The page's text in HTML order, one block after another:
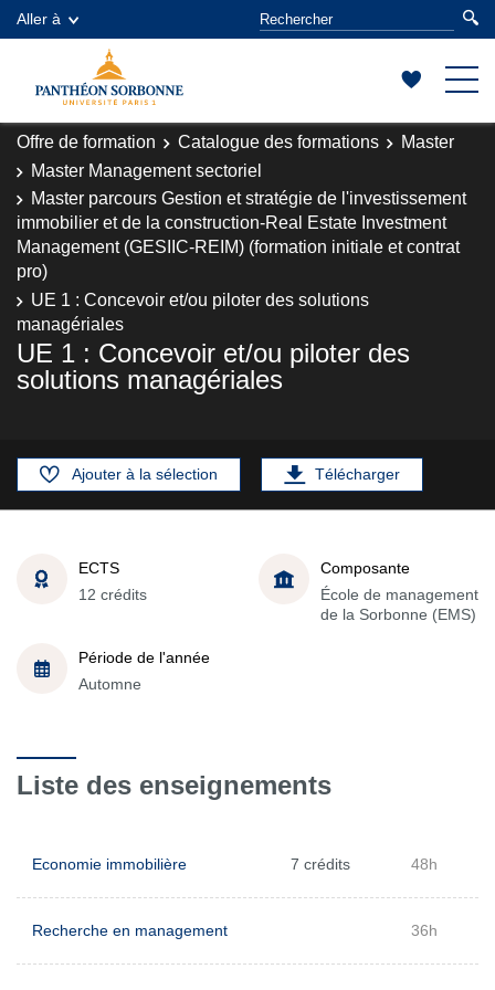
Aller à
Offre de formation Catalogue des formations
Master
Master Management sectoriel
Master parcours Gestion et stratégie de l'investissement
immobilier et de la construction-Real Estate Investment
Management (GESIIC-REIM) (formation initiale et contrat
pro)
UE 1 : Concevoir et/ou piloter des solutions
managériales
UE 1 : Concevoir et/ou piloter des
solutions managériales
Ajouter à la sélection Télécharger
ECTS
12 crédits
Composante
École de management
de la Sorbonne (EMS)
Période de l'année
Automne
Liste des enseignements
Economie immobilière 7 crédits 48h
Recherche en management 36h